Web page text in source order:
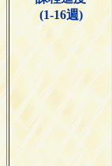
(1-16週)